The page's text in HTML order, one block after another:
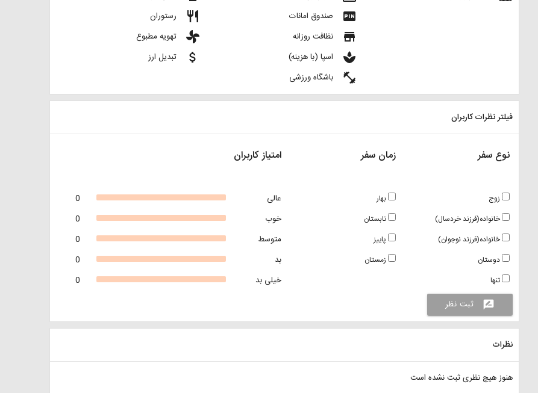
restaurant رستوران
toys تهویه مطبوع
attach_money تبدیل ارز
fiber_pin صندوق امانات
store نظافت روزانه
spa اسپا (با هزینه)
fitness_center باشگاه ورزشی
فیلتر نظرات کاربران
امتیاز کاربران
0
عالی
0
خوب
0
متوسط
0
بد
0
خیلی بد
زمان سفر
بهار
تابستان
پاییز
زمستان
نوع سفر
زوج
خانواده(فرزند خردسال)
خانواده(فرزند نوجوان)
دوستان
تنها
rate_review
ثبت نظر
نظرات
هنوز هیچ نظری ثبت نشده است